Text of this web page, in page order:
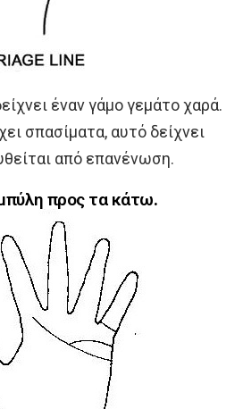
έναν γάμο γεμάτο χαρά.
σπασίματα, αυτό δείχνει
από επανένωση.
προς τα κάτω.